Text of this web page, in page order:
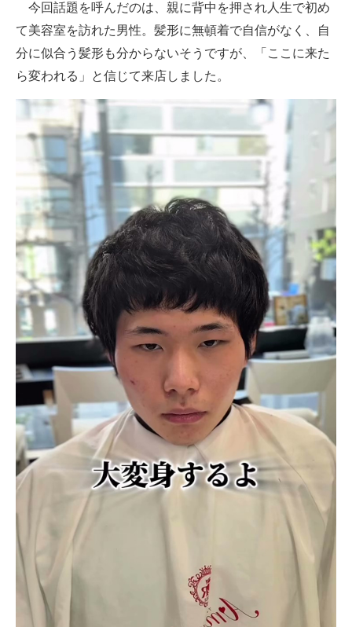
今回話題を呼んだのは、親に背中を押され人生で初め
て美容室を訪れた男性。髪形に無頓着で自信がなく、自
分に似合う髪形も分からないそうですが、「ここに来た
ら変われる」と信じて来店しました。